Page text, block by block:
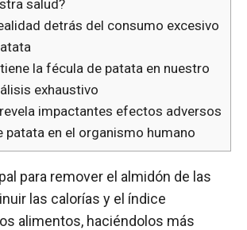
salud?
detrás del consumo excesivo
la fécula de patata en nuestro
exhaustivo
impactantes efectos adversos
patata en el organismo humano
para remover el almidón de las
las calorías y el índice
alimentos, haciéndolos más